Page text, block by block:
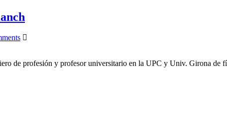
de profesión y profesor universitario en la UPC y Univ. Girona de